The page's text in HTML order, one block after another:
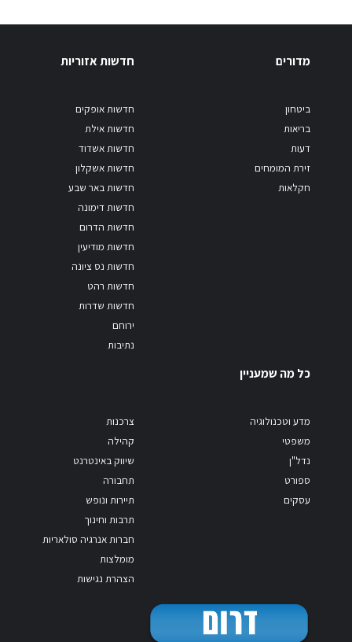
מדורים
ביטחון
בריאות
דעות
זירת המומחים
חקלאות
חדשות אזוריות
חדשות אופקים
חדשות אילת
חדשות אשדוד
חדשות אשקלון
חדשות באר שבע
חדשות דימונה
חדשות הדרום
חדשות מודיעין
חדשות נס ציונה
חדשות רהט
חדשות שדרות
ירוחם
נתיבות
כל מה שמעניין
מדע וטכנולוגיה
משפטי
נדל"ן
ספורט
עסקים
צרכנות
קהילה
שיווק באינטרנט
תחבורה
תיירות ונופש
תרבות וחינוך
חברות אנרגיה סולאריות
מומלצות
הצהרת נגישות